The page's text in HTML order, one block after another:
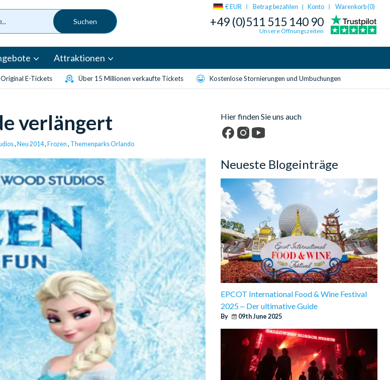
€ EUR Betrag bezahlen | Konto Warenkorb (0)
+49 (0)511 515 140 90
Unsere Öffnungszeiten
Attraktionen
Original E-Tickets Über 15 Millionen verkaufte Tickets Kostenlose Stornierungen und Umbuchungen
verlängert
, Neu 2014, Frozen , Themenparks Orlando
Hier finden Sie uns auch
Neueste Blogeinträge
EPCOT International Food & Wine Festival
2025 ‒ Der ultimative Guide
By 09th June 2025